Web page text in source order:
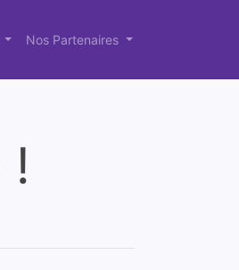
Nos Partenaires
!